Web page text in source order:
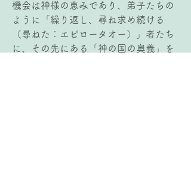
機会は神様の恵みであり、弟子たちの
ように「繰り返し、尋ね求め続ける
（尋ねた：エピロータオー）」者たち
に、その先にある「神の国の奥義」を